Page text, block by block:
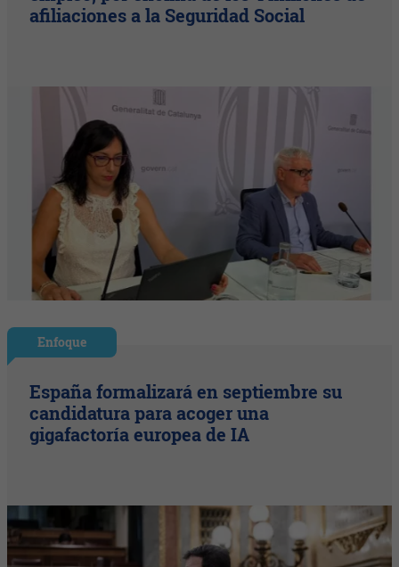
afiliaciones a la Seguridad Social
Enfoque
España formalizará en septiembre su
candidatura para acoger una
gigafactoría europea de IA